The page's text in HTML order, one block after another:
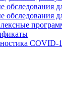
обследования
обследования